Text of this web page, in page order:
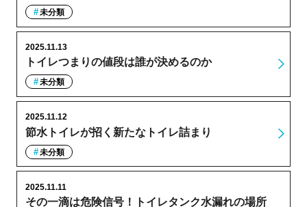
未分類
トイレつまりの値段は誰が決めるのか
2025.11.13
未分類
節水トイレが招く新たなトイレ詰まり
2025.11.12
未分類
その一滴は危険信号！トイレタンク水漏れの場所
2025.11.11